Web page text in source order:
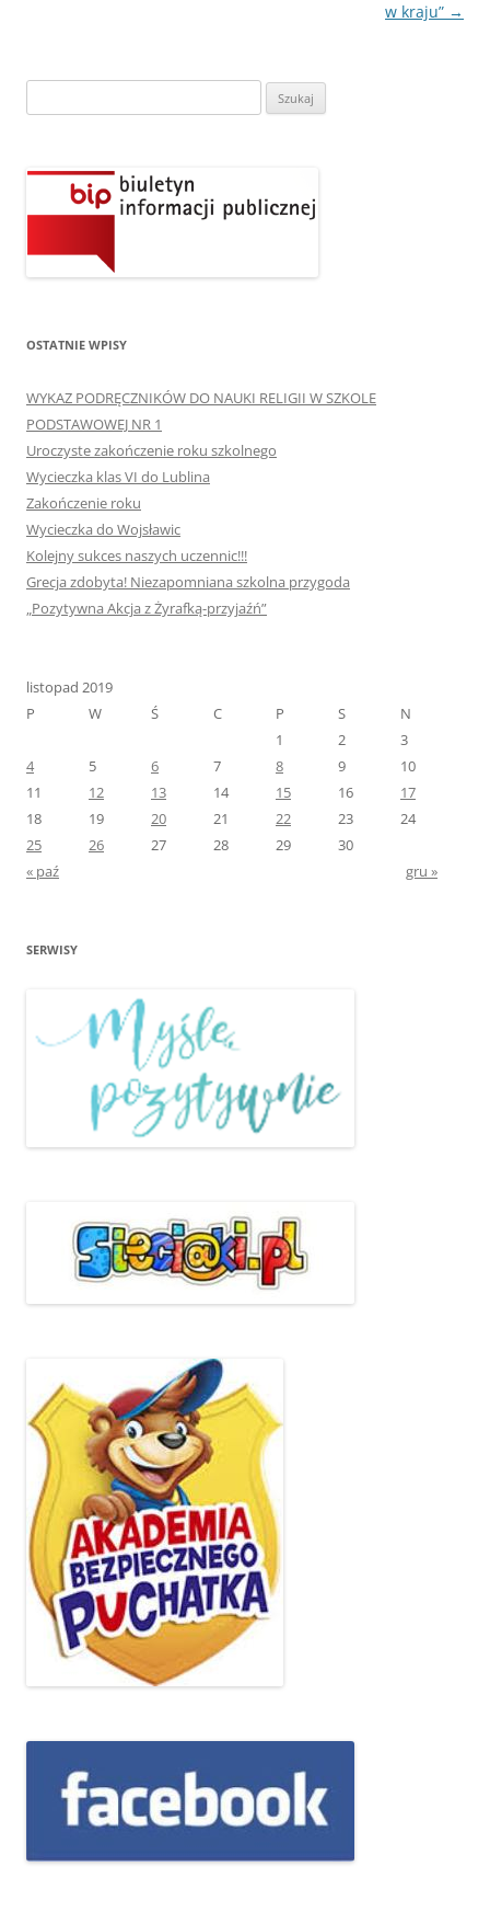
w kraju” →
OSTATNIE WPISY
WYKAZ PODRĘCZNIKÓW DO NAUKI RELIGII W SZKOLE
PODSTAWOWEJ NR 1
Uroczyste zakończenie roku szkolnego
Wycieczka klas VI do Lublina
Zakończenie roku
Wycieczka do Wojsławic
Kolejny sukces naszych uczennic!!!
Grecja zdobyta! Niezapomniana szkolna przygoda
„Pozytywna Akcja z Żyrafką-przyjaźń”
listopad 2019
P
W Ś C P S
N
1
2
3
4
5 6 7 8 9
10
11
12 13 14 15 16
17
18
19 20 21 22 23
24
25
26 27 28 29
30
« paź
gru »
SERWISY